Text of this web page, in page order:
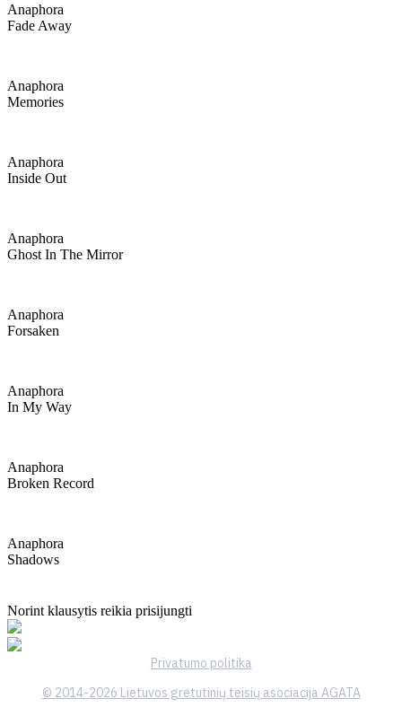
Anaphora
Fade Away
Anaphora
Memories
Anaphora
Inside Out
Anaphora
Ghost In The Mirror
Anaphora
Forsaken
Anaphora
In My Way
Anaphora
Broken Record
Anaphora
Shadows
Norint klausytis reikia prisijungti
Privatumo politika
© 2014-2026 Lietuvos gretutinių teisių asociacija AGATA